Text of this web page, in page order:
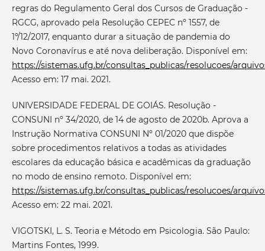
regras do Regulamento Geral dos Cursos de Graduação -
RGCG, aprovado pela Resolução CEPEC nº 1557, de
1º/12/2017, enquanto durar a situação de pandemia do
Novo Coronavírus e até nova deliberação. Disponível em:
https://sistemas.ufg.br/consultas_publicas/resolucoes/
Acesso em: 17 mai. 2021.
UNIVERSIDADE FEDERAL DE GOIÁS. Resolução -
CONSUNI nº 34/2020, de 14 de agosto de 2020b. Aprova a
Instrução Normativa CONSUNI Nº 01/2020 que dispõe
sobre procedimentos relativos a todas as atividades
escolares da educação básica e acadêmicas da graduação
no modo de ensino remoto. Disponível em:
https://sistemas.ufg.br/consultas_publicas/resolucoes/
Acesso em: 22 mai. 2021.
VIGOTSKI, L. S. Teoria e Método em Psicologia. São Paulo:
Martins Fontes, 1999.